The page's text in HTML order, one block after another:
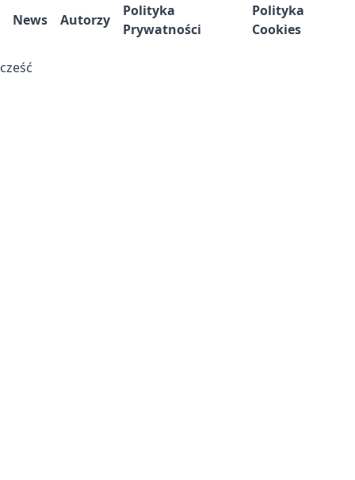
News Autorzy
Polityka
Prywatności
Polityka
Cookies
cześć